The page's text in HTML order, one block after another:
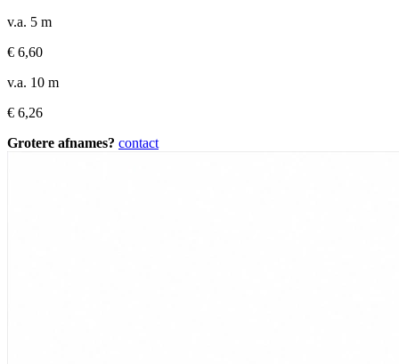
v.a. 5 m
€ 6,60
v.a. 10 m
€ 6,26
Grotere afnames? contact